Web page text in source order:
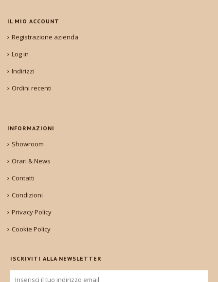
IL MIO ACCOUNT
Registrazione azienda
Log in
Indirizzi
Ordini recenti
INFORMAZIONI
Showroom
Orari & News
Contatti
Condizioni
Privacy Policy
Cookie Policy
ISCRIVITI ALLA NEWSLETTER